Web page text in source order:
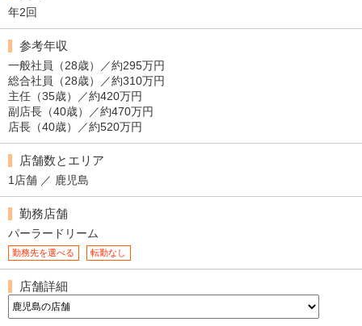
年2回
参考年収
一般社員（28歳）／約295万円
総合社員（28歳）／約310万円
主任（35歳）／約420万円
副店長（40歳）／約470万円
店長（40歳）／約520万円
店舗数とエリア
1店舗 ／ 鹿児島
勤務店舗
パーラードリーム
勤務先を選べる 転勤なし
店舗詳細